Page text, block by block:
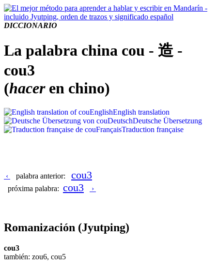
DICCIONARIO
La palabra china cou - 造 -
cou3
(haceren chino)
EnglishEnglish translation
DeutschDeutsche Übersetzung
FrançaisTraduction française
‹ palabra anterior: cou3
próxima palabra: cou3 ›
Romanización (Jyutping)
cou3
también: zou6, cou5